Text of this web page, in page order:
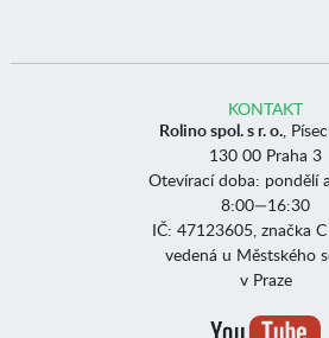
KONTAKT
Rolino spol. s r. o.,
130 00 Praha 3
Otevírací doba: pondělí
8:00—16:30
IČ: 47123605, značka
vedená u Městského
v Praze